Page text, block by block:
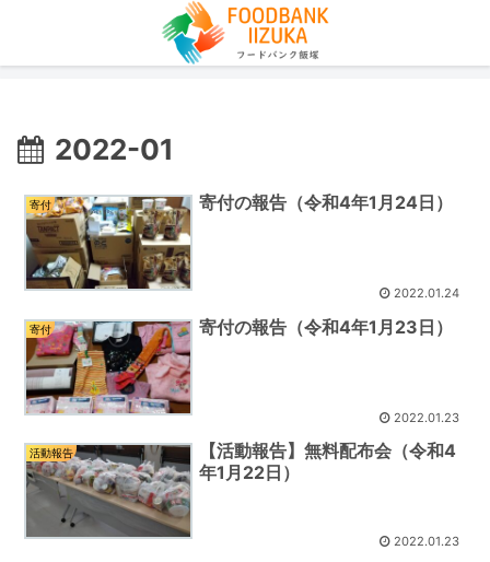
2022-01
寄付 寄付の報告（令和4年1月24日）
2022.01.24
寄付 寄付の報告（令和4年1月23日）
2022.01.23
活動報告
【活動報告】無料配布会（令和4
年1月22日）
2022.01.23